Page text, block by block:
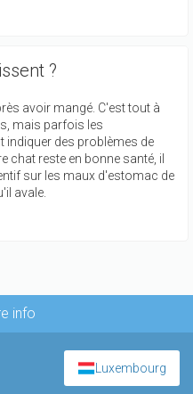
?
avoir mangé. C'est tout à
mais parfois les
indiquer des problèmes de
chat reste en bonne santé, il
sur les maux d'estomac de
avale.
info
Luxembourg